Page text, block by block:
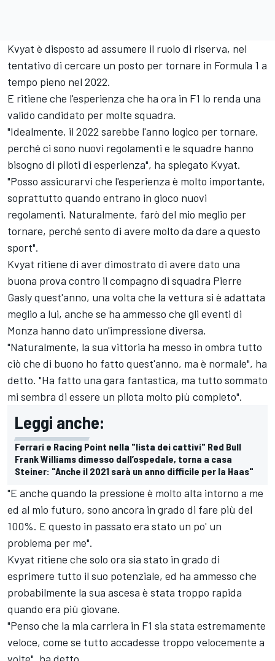
Kvyat è disposto ad assumere il ruolo di riserva, nel
tentativo di cercare un posto per tornare in Formula 1 a
tempo pieno nel 2022.
E ritiene che l'esperienza che ha ora in F1 lo renda una
valido candidato per molte squadra.
"Idealmente, il 2022 sarebbe l'anno logico per tornare,
perché ci sono nuovi regolamenti e le squadre hanno
bisogno di piloti di esperienza", ha spiegato Kvyat.
"Posso assicurarvi che l'esperienza è molto importante,
soprattutto quando entrano in gioco nuovi
regolamenti. Naturalmente, farò del mio meglio per
tornare, perché sento di avere molto da dare a questo
sport".
Kvyat ritiene di aver dimostrato di avere dato una
buona prova contro il compagno di squadra Pierre
Gasly quest'anno, una volta che la vettura si è adattata
meglio a lui, anche se ha ammesso che gli eventi di
Monza hanno dato un'impressione diversa.
"Naturalmente, la sua vittoria ha messo in ombra tutto
ciò che di buono ho fatto quest'anno, ma è normale", ha
detto. "Ha fatto una gara fantastica, ma tutto sommato
mi sembra di essere un pilota molto più completo".
Leggi anche:
Ferrari e Racing Point nella "lista dei cattivi" Red Bull
Frank Williams dimesso dall’ospedale, torna a casa
Steiner: "Anche il 2021 sarà un anno difficile per la Haas"
"E anche quando la pressione è molto alta intorno a me
ed al mio futuro, sono ancora in grado di fare più del
100%. E questo in passato era stato un po' un
problema per me".
Kvyat ritiene che solo ora sia stato in grado di
esprimere tutto il suo potenziale, ed ha ammesso che
probabilmente la sua ascesa è stata troppo rapida
quando era più giovane.
"Penso che la mia carriera in F1 sia stata estremamente
veloce, come se tutto accadesse troppo velocemente a